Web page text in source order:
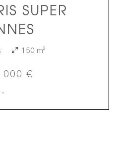
SUPER
150 m²
000 €
·